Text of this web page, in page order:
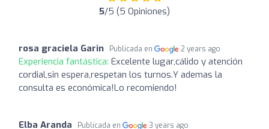
5/5 (5 Opiniones)
rosa graciela Garin Publicada en 2 years ago
Experiencia fantástica: Excelente lugar,cálido y atención
cordial,sin espera,respetan los turnos.Y ademas la
consulta es económica!Lo recomiendo!
Elba Aranda Publicada en 3 years ago